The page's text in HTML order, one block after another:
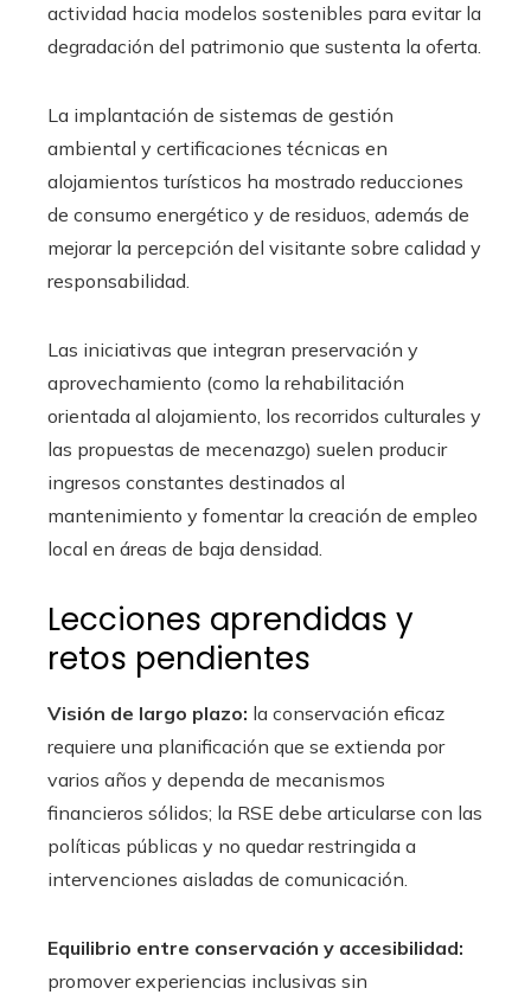
actividad hacia modelos sostenibles para evitar la
degradación del patrimonio que sustenta la oferta.
La implantación de sistemas de gestión
ambiental y certificaciones técnicas en
alojamientos turísticos ha mostrado reducciones
de consumo energético y de residuos, además de
mejorar la percepción del visitante sobre calidad y
responsabilidad.
Las iniciativas que integran preservación y
aprovechamiento (como la rehabilitación
orientada al alojamiento, los recorridos culturales y
las propuestas de mecenazgo) suelen producir
ingresos constantes destinados al
mantenimiento y fomentar la creación de empleo
local en áreas de baja densidad.
Lecciones aprendidas y
retos pendientes
Visión de largo plazo: la conservación eficaz
requiere una planificación que se extienda por
varios años y dependa de mecanismos
financieros sólidos; la RSE debe articularse con las
políticas públicas y no quedar restringida a
intervenciones aisladas de comunicación.
Equilibrio entre conservación y accesibilidad:
promover experiencias inclusivas sin